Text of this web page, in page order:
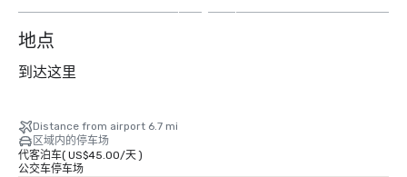
2
地点
到达这里
Distance from airport 6.7 mi
区域内的停车场
代客泊车( US$45.00/天)
公交车停车场